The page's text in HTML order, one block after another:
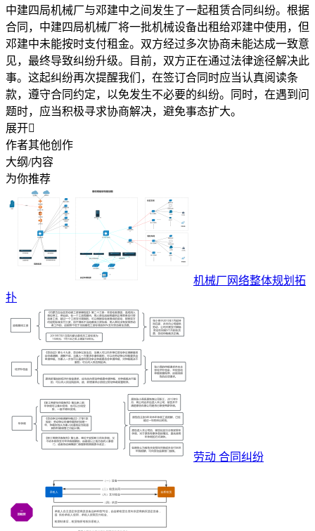
中建四局机械厂与邓建中之间发生了一起租赁合同纠纷。根据
合同，中建四局机械厂将一批机械设备出租给邓建中使用，但
邓建中未能按时支付租金。双方经过多次协商未能达成一致意
见，最终导致纠纷升级。目前，双方正在通过法律途径解决此
事。这起纠纷再次提醒我们，在签订合同时应当认真阅读条
款，遵守合同约定，以免发生不必要的纠纷。同时，在遇到问
题时，应当积极寻求协商解决，避免事态扩大。
展开
作者其他创作
大纲/内容
为你推荐
机械厂网络整体规划拓
扑
劳动 合同纠纷